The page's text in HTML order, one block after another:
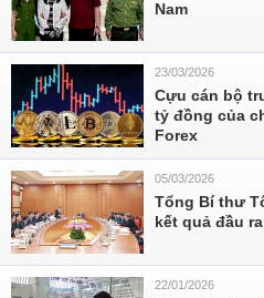
Nam
23/03/2026
Cựu cán bộ
tỷ đồng của
Forex
05/03/2026
Tổng Bí thư
kết quả đầu
22/01/2026